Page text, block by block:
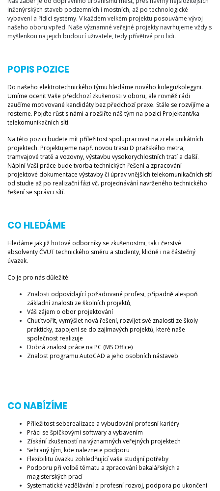
inženýrských staveb podzemních i mostních, až po technologické
vybavení a řídící systémy. V každém velkém projektu posouváme vývoj
našeho oboru vpřed. Naše významné veřejné projekty navrhujeme vždy s
myšlenkou na jejich budoucí uživatele, tedy přívětivé pro lidi.
POPIS POZICE
Do našeho elektrotechnického týmu hledáme nového kolegu/kolegyni.
Umíme ocenit Vaše předchozí zkušenosti v oboru, ale rovněž rádi
zaučíme motivované kandidáty bez předchozí praxe. Stále se rozvíjíme a
rosteme. Pojďte růst s námi a rozšiřte náš tým na pozici Projektant/ka
telekomunikačních sítí.
Na této pozici budete mít příležitost spolupracovat na zcela unikátních
projektech. Projektujeme např. novou trasu D pražského metra,
tramvajové tratě a vozovny, výstavbu vysokorychlostních tratí a další.
Náplní Vaší práce bude tvorba technických řešení a zpracování
projektové dokumentace výstavby či úprav vnějších telekomunikačních sítí
od studie až po realizační fázi vč. projednávání navrženého technického
řešení se správci sítí.
CO HLEDÁME
Hledáme jak již hotové odborníky se zkušenostmi, tak i čerstvé
absolventy ČVUT technického směru a studenty, klidně i na částečný
úvazek.
Co je pro nás důležité:
Znalosti odpovídající požadované profesi,případně alespoň
základní znalosti ze školních projektů,
Váš zájem o obor projektování
Chuť tvořit, vymýšlet nová řešení, rozvíjet své znalosti ze školy
prakticky, zapojení se do zajímavých projektů, které naše
společnost realizuje
Dobrá znalost práce na PC (MS Office)
Znalost programu AutoCAD a jeho osobních nástaveb
CO NABÍZÍME
Příležitost seberealizace a vybudování profesní kariéry
Práci se špičkovými softwary a vybavením
Získání zkušeností na významných veřejných projektech
Sehraný tým, kde naleznete podporu
Flexibilitu úvazku zohledňující vaše studijní potřeby
Podporu při volbě tématu a zpracování bakalářských a
magisterských prací
Systematické vzdělávání a profesní rozvoj, podpora po ukončení